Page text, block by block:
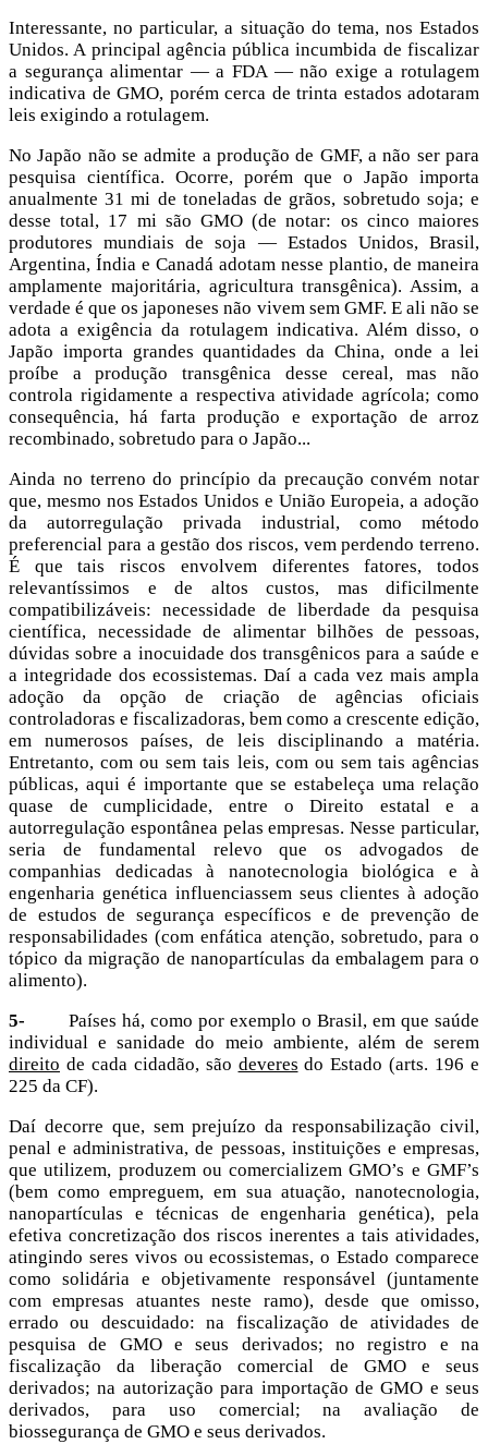
Interessante, no particular, a situação do tema, nos Estados
Unidos. A principal agência pública incumbida de fiscalizar
a segurança alimentar — a FDA — não exige a rotulagem
indicativa de GMO, porém cerca de trinta estados adotaram
leis exigindo a rotulagem.
No Japão não se admite a produção de GMF, a não ser para
pesquisa científica. Ocorre, porém que o Japão importa
anualmente 31 mi de toneladas de grãos, sobretudo soja; e
desse total, 17 mi são GMO (de notar: os cinco maiores
produtores mundiais de soja — Estados Unidos, Brasil,
Argentina, Índia e Canadá adotam nesse plantio, de maneira
amplamente majoritária, agricultura transgênica). Assim, a
verdade é que os japoneses não vivem sem GMF. E ali não se
adota a exigência da rotulagem indicativa. Além disso, o
Japão importa grandes quantidades da China, onde a lei
proíbe a produção transgênica desse cereal, mas não
controla rigidamente a respectiva atividade agrícola; como
consequência, há farta produção e exportação de arroz
recombinado, sobretudo para o Japão...
Ainda no terreno do princípio da precaução convém notar
que, mesmo nos Estados Unidos e União Europeia, a adoção
da autorregulação privada industrial, como método
preferencial para a gestão dos riscos, vem perdendo terreno.
É que tais riscos envolvem diferentes fatores, todos
relevantíssimos e de altos custos, mas dificilmente
compatibilizáveis: necessidade de liberdade da pesquisa
científica, necessidade de alimentar bilhões de pessoas,
dúvidas sobre a inocuidade dos transgênicos para a saúde e
a integridade dos ecossistemas. Daí a cada vez mais ampla
adoção da opção de criação de agências oficiais
controladoras e fiscalizadoras, bem como a crescente edição,
em numerosos países, de leis disciplinando a matéria.
Entretanto, com ou sem tais leis, com ou sem tais agências
públicas, aqui é importante que se estabeleça uma relação
quase de cumplicidade, entre o Direito estatal e a
autorregulação espontânea pelas empresas. Nesse particular,
seria de fundamental relevo que os advogados de
companhias dedicadas à nanotecnologia biológica e à
engenharia genética influenciassem seus clientes à adoção
de estudos de segurança específicos e de prevenção de
responsabilidades (com enfática atenção, sobretudo, para o
tópico da migração de nanopartículas da embalagem para o
alimento).
5- Países há, como por exemplo o Brasil, em que saúde
individual e sanidade do meio ambiente, além de serem
direito de cada cidadão, são deveres do Estado (arts. 196 e
225 da CF).
Daí decorre que, sem prejuízo da responsabilização civil,
penal e administrativa, de pessoas, instituições e empresas,
que utilizem, produzem ou comercializem GMO’s e GMF’s
(bem como empreguem, em sua atuação, nanotecnologia,
nanopartículas e técnicas de engenharia genética), pela
efetiva concretização dos riscos inerentes a tais atividades,
atingindo seres vivos ou ecossistemas, o Estado comparece
como solidária e objetivamente responsável (juntamente
com empresas atuantes neste ramo), desde que omisso,
errado ou descuidado: na fiscalização de atividades de
pesquisa de GMO e seus derivados; no registro e na
fiscalização da liberação comercial de GMO e seus
derivados; na autorização para importação de GMO e seus
derivados, para uso comercial; na avaliação de
biossegurança de GMO e seus derivados.